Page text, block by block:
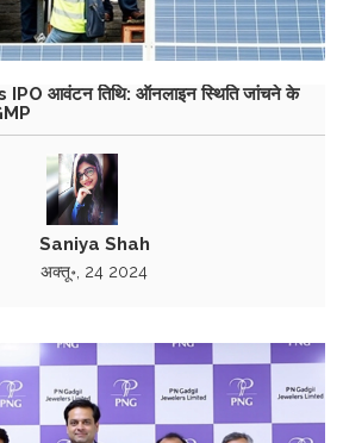
आवंटन तिथि: ऑनलाइन स्थिति जांचने के
Saniya Shah
अक्तू॰, 24 2024